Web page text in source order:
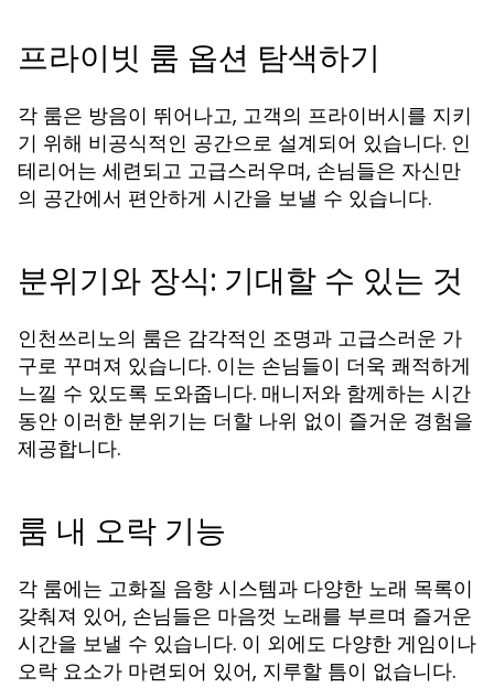
프라이빗 룸 옵션 탐색하기
각 룸은 방음이 뛰어나고, 고객의 프라이버시를 지키
기 위해 비공식적인 공간으로 설계되어 있습니다. 인
테리어는 세련되고 고급스러우며, 손님들은 자신만
의 공간에서 편안하게 시간을 보낼 수 있습니다.
분위기와 장식: 기대할 수 있는 것
인천쓰리노의 룸은 감각적인 조명과 고급스러운 가
구로 꾸며져 있습니다. 이는 손님들이 더욱 쾌적하게
느낄 수 있도록 도와줍니다. 매니저와 함께하는 시간
동안 이러한 분위기는 더할 나위 없이 즐거운 경험을
제공합니다.
룸 내 오락 기능
각 룸에는 고화질 음향 시스템과 다양한 노래 목록이
갖춰져 있어, 손님들은 마음껏 노래를 부르며 즐거운
시간을 보낼 수 있습니다. 이 외에도 다양한 게임이나
오락 요소가 마련되어 있어, 지루할 틈이 없습니다.